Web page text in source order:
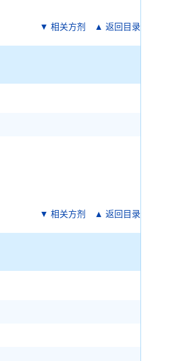
▼ 相关方剂 ▲ 返回目录
▼ 相关方剂 ▲ 返回目录